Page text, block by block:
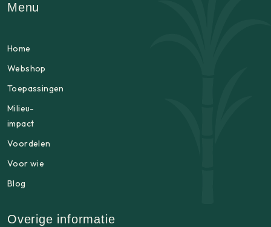
Menu
Home
Webshop
Toepassingen
Milieu-
impact
Voordelen
Voor wie
Blog
Overige informatie